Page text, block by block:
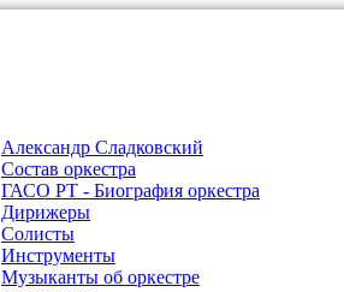
Александр Сладковский
Состав оркестра
ГАСО РТ - Биография оркестра
Дирижеры
Солисты
Инструменты
Музыканты об оркестре